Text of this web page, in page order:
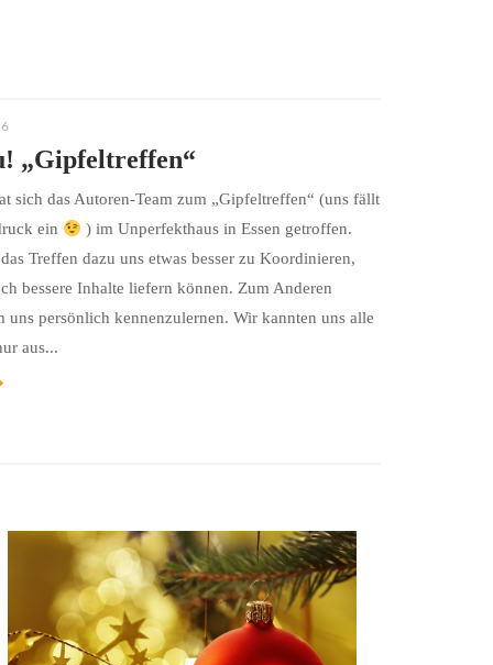
„Gipfeltreffen“
sich das Autoren-Team zum „Gipfeltreffen“ (uns fällt
ein
) im Unperfekthaus in Essen getroffen.
Treffen dazu uns etwas besser zu Koordinieren,
bessere Inhalte liefern können. Zum Anderen
uns persönlich kennenzulernen. Wir kannten uns alle
aus...